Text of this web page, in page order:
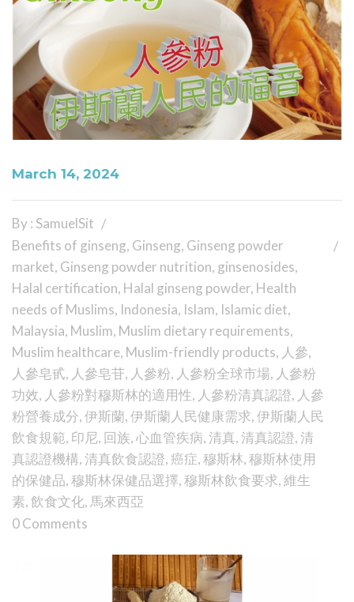
March 14, 2024
By : SamuelSit
Benefits of ginseng, Ginseng, Ginseng powder
market, Ginseng powder nutrition, ginsenosides,
Halal certification, Halal ginseng powder, Health
needs of Muslims, Indonesia, Islam, Islamic diet,
Malaysia, Muslim, Muslim dietary requirements,
Muslim healthcare, Muslim-friendly products, 人參,
人參皂甙, 人參皂苷, 人參粉, 人參粉全球市場, 人參粉
功效, 人參粉對穆斯林的適用性, 人參粉清真認證, 人參
粉營養成分,伊斯蘭,伊斯蘭人民健康需求,伊斯蘭人民
飲食規範, 印尼, 回族,心血管疾病, 清真, 清真認證, 清
真認證機構, 清真飲食認證,癌症,穆斯林,穆斯林使用
的保健品,穆斯林保健品選擇,穆斯林飲食要求,維生
素,飲食文化, 馬來西亞
0 Comments